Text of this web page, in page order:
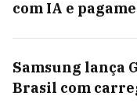
com IA e
Samsung lança
Brasil com